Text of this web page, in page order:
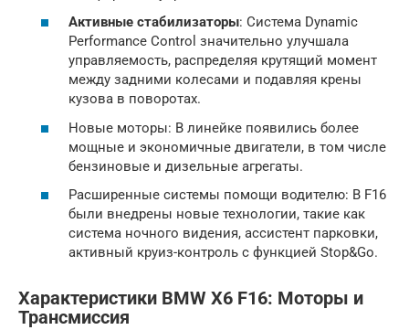
Активные стабилизаторы: Система Dynamic
Performance Control значительно улучшала
управляемость, распределяя крутящий момент
между задними колесами и подавляя крены
кузова в поворотах.
Новые моторы: В линейке появились более
мощные и экономичные двигатели, в том числе
бензиновые и дизельные агрегаты.
Расширенные системы помощи водителю: В F16
были внедрены новые технологии, такие как
система ночного видения, ассистент парковки,
активный круиз-контроль с функцией Stop&Go.
Характеристики BMW X6 F16: Моторы и
Трансмиссия